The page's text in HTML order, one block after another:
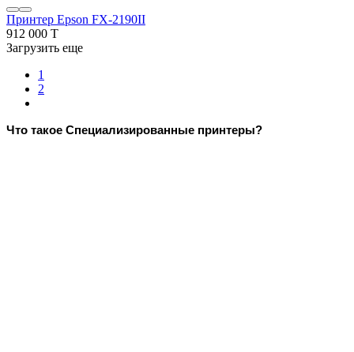
Принтер Epson FX-2190II
912 000 T
Загрузить еще
1
2
Что такое Специализированные принтеры?